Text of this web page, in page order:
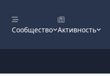
Сообщество Активность